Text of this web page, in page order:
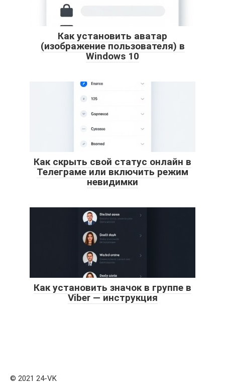
Как установить аватар
(изображение пользователя) в
Windows 10
Как скрыть свой статус онлайн в
Телеграме или включить режим
невидимки
Как установить значок в группе в
Viber — инструкция
© 2021 24-VK